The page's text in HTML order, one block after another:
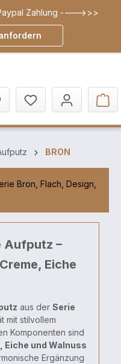
Zahlung ---->>>
BRON
Bron, Flach, Design,
Aufputz –
Eiche
aus der Serie
mit stilvollem
Komponenten sind
Eiche und Walnuss
Ergänzung